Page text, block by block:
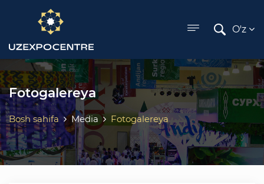
O'z
Fotogalereya
Bosh sahifa Media Fotogalereya